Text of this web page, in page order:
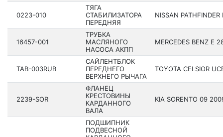
0223-010
ТЯГА
СТАБИЛИЗАТОРА
ПЕРЕДНЯЯ
NISSAN
16457-001
ТРУБКА
МАСЛЯНОГО
НАСОСА АКПП
MERCEDES BENZ E
TAB-003RUB
САЙЛЕНТБЛОК
ПЕРЕДНЕГО
ВЕРХНЕГО РЫЧАГА
TOYOTA CELSIOR
2239-SOR
ФЛАНЕЦ
КРЕСТОВИНЫ
КАРДАННОГО
ВАЛА
KIA SORENTO 09
ПОДШИПНИК
ПОДВЕСНОЙ